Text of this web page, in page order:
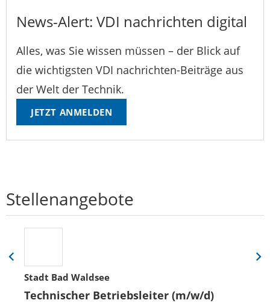
News-Alert: VDI nachrichten digital
Alles, was Sie wissen müssen – der Blick auf
die wichtigsten VDI nachrichten-Beiträge aus
der Welt der Technik.
JETZT ANMELDEN
Stellenangebote
Stadt Bad Waldsee
Technischer Betriebsleiter (m/w/d)
Folie
zurück
Eine